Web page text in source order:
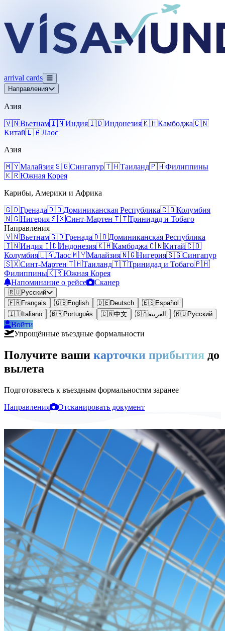
arrival cards
Направления
Азия
🇻🇳Вьетнам🇮🇳Индия🇮🇩Индонезия🇰🇭Камбоджа🇨🇳
Китай🇱🇦Лаос
Азия
🇲🇾Малайзия🇸🇬Сингапур🇹🇭Таиланд🇵🇭Филиппины
🇰🇷Южная Корея
Карибы, Америки и Африка
🇬🇩Гренада🇩🇴Доминиканская Республика🇨🇴Колумбия
🇳🇬Нигерия🇸🇽Синт-Мартен🇹🇹Тринидад и Тобаго
Направления
🇻🇳Вьетнам🇬🇩Гренада🇩🇴Доминиканская Республика
🇮🇳Индия🇮🇩Индонезия🇰🇭Камбоджа🇨🇳Китай🇨🇴
Колумбия🇱🇦Лаос🇲🇾Малайзия🇳🇬Нигерия🇸🇬Сингапур
🇸🇽Синт-Мартен🇹🇭Таиланд🇹🇹Тринидад и Тобаго🇵🇭
Филиппины🇰🇷Южная Корея
Напоминание о рейсе
Сканер
🇷🇺Русский
🇫🇷Français 🇬🇧English 🇩🇪Deutsch 🇪🇸Español
🇮🇹Italiano 🇧🇷Português 🇨🇳中文 🇸🇦العربية 🇷🇺Русский
Войти
Упрощённые въездные формальности
Получите ваши карточки прибытия до
вылета
Подготовьтесь к въездным формальностям заранее
Направления
Отсканировать документ